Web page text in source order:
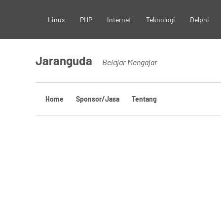
content
Linux PHP Internet Teknologi Delphi
Jaranguda Belajar Mengajar
Home Sponsor/Jasa Tentang